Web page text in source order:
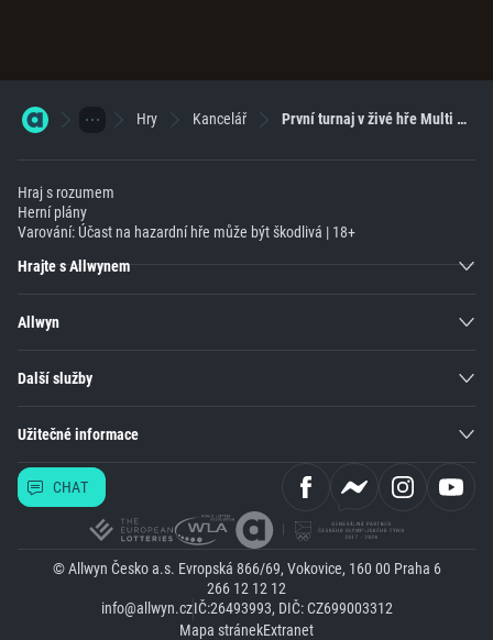
Hry Kancelář První turnaj v živé hře Multi Blackjack o 30 000 Kč - 27.4.
Hraj s rozumem
Herní plány
Varování: Účast na hazardní hře může být škodlivá | 18+
Hrajte s Allwynem
Allwyn
Další služby
Užitečné informace
CHAT
© Allwyn Česko a.s. Evropská 866/69, Vokovice, 160 00 Praha 6
266 12 12 12
info@allwyn.czIČ:26493993, DIČ: CZ699003312
Mapa stránekExtranet